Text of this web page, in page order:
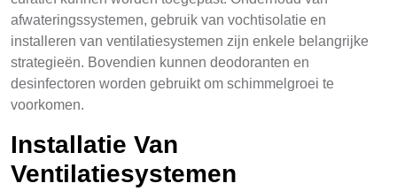
afwateringssystemen, gebruik van vochtisolatie en
installeren van ventilatiesystemen zijn enkele belangrijke
strategieën. Bovendien kunnen deodoranten en
desinfectoren worden gebruikt om schimmelgroei te
voorkomen.
Installatie Van
Ventilatiesystemen